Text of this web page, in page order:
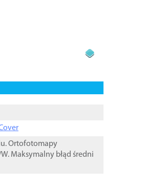
Ortofotomapy
Maksymalny błąd średni